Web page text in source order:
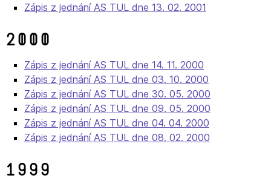
Zápis z jednání AS TUL dne 13. 02. 2001
2000
Zápis z jednání AS TUL dne 14. 11. 2000
Zápis z jednání AS TUL dne 03. 10. 2000
Zápis z jednání AS TUL dne 30. 05. 2000
Zápis z jednání AS TUL dne 09. 05. 2000
Zápis z jednání AS TUL dne 04. 04. 2000
Zápis z jednání AS TUL dne 08. 02. 2000
1999